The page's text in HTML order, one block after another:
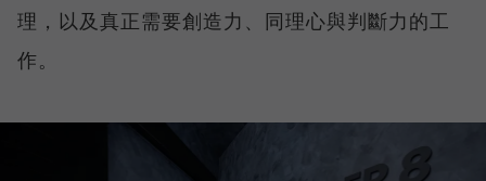
理，以及真正需要創造力、同理心與判斷力的工
作。